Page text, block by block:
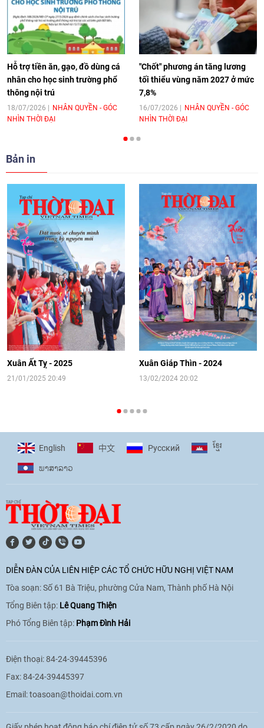
[Video] Âm nhạc flamenco gắn kết văn
hoá Việt Nam - Tây Ban Nha
11:10 17/06/2026
[Video] Trao tặng Kỷ niệm chương "Vì
hòa bình, hữu nghị giữa các dân tộc"
cho Đại sứ Hungary tại Việt Nam
[Video] Nhân dân Việt Nam luôn trân
trọng tình cảm của nước Nga
08:02 | 13/06/2026
Video: Cơ hội giao lưu quốc tế cho học
sinh Việt Nam tại trại hè Artek
14:41|12/06/2026
[Video] Đối ngoại nhân dân Thủ đô
hướng tới kết nối hiệu quả nguồn lực
người Việt Nam ở nước ngoài
16:58|10/06/2026
phó với biến đổi khí hậu
17:07|09/06/2026
[Video] Lào dành ưu tiên hàng đầu cho
quan hệ với Việt Nam
11:01 |09/06/2026
[Video] Doanh nghiệp Hoa Kỳ hỗ trợ
Việt Nam xác định danh tính người mất
Hỗ trợ tiền ăn, gạo, đồ dùng cá
nhân cho học sinh trường phổ
thông nội trú
18/07/2026
NHÂN QUYỀN - GÓC
NHÌN THỜI ĐẠI
"Chốt" phương án tăng lương
tối thiểu vùng năm 2027 ở mức
7,8%
16/07/2026
NHÂN QUYỀN - GÓC
NHÌN THỜI ĐẠI
Bản in
Xuân Ất Tỵ - 2025
21/01/2025 20:49
Xuân Giáp Thìn - 2024
13/02/2024 20:02
English 中文 Pусский ខ្មែរ
ພາ​ສາ​ລາວ
DIỄN ĐÀN CỦA LIÊN HIỆP CÁC TỔ CHỨC HỮU NGHỊ VIỆT NAM
Tòa soạn: Số 61 Bà Triệu, phường Cửa Nam, Thành phố Hà Nội
Tổng Biên tập: Lê Quang Thiện
Phó Tổng Biên tập: Phạm Đình Hải
Điện thoại: 84-24-39445396
Fax: 84-24-39445397
Email:toasoan@thoidai.com.vn